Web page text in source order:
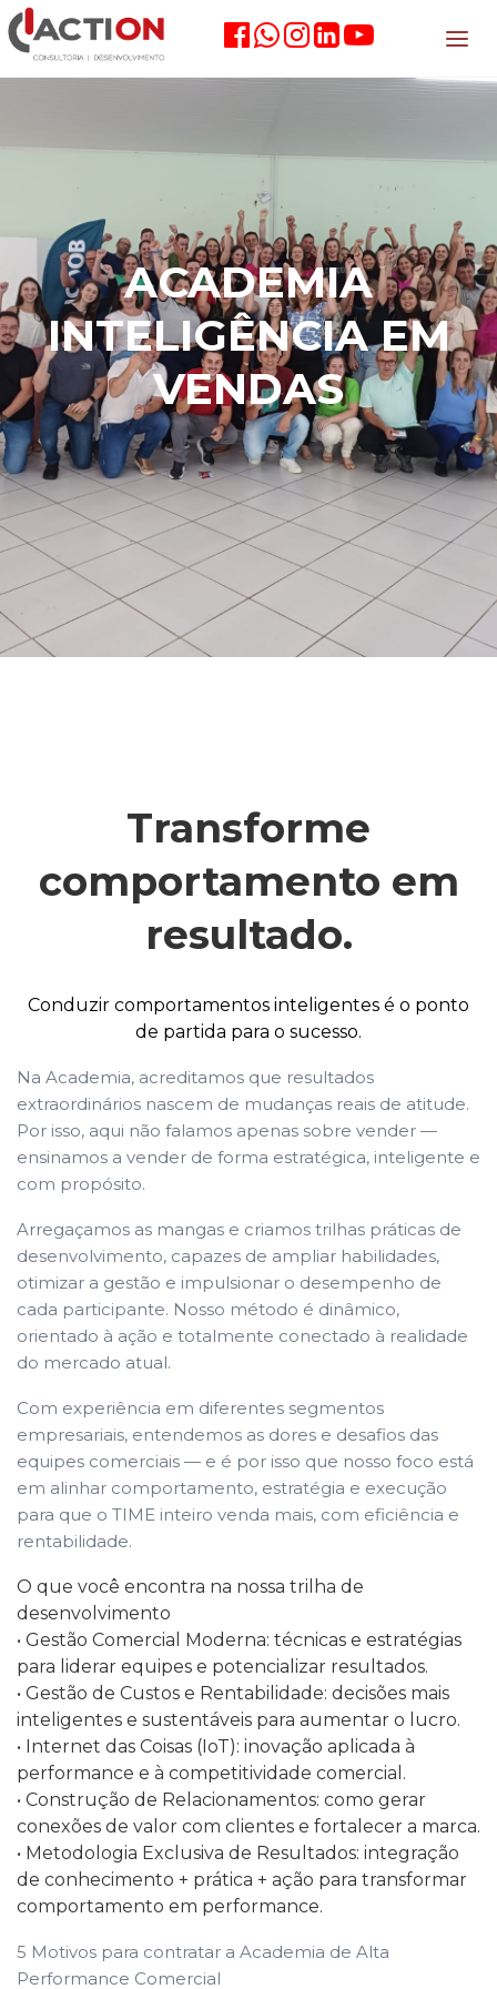
ACADEMIA
INTELIGÊNCIA EM
VENDAS
Transforme
comportamento em
resultado.
Conduzir comportamentos inteligentes é o ponto
de partida para o sucesso.
Na Academia, acreditamos que resultados
extraordinários nascem de mudanças reais de atitude.
Por isso, aqui não falamos apenas sobre vender —
ensinamos a vender de forma estratégica, inteligente e
com propósito.
Arregaçamos as mangas e criamos trilhas práticas de
desenvolvimento, capazes de ampliar habilidades,
otimizar a gestão e impulsionar o desempenho de
cada participante. Nosso método é dinâmico,
orientado à ação e totalmente conectado à realidade
do mercado atual.
Com experiência em diferentes segmentos
empresariais, entendemos as dores e desafios das
equipes comerciais — e é por isso que nosso foco está
em alinhar comportamento, estratégia e execução
para que o TIME inteiro venda mais, com eficiência e
rentabilidade.
O que você encontra na nossa trilha de
desenvolvimento
• Gestão Comercial Moderna: técnicas e estratégias
para liderar equipes e potencializar resultados.
• Gestão de Custos e Rentabilidade: decisões mais
inteligentes e sustentáveis para aumentar o lucro.
• Internet das Coisas (IoT): inovação aplicada à
performance e à competitividade comercial.
• Construção de Relacionamentos: como gerar
conexões de valor com clientes e fortalecer a marca.
• Metodologia Exclusiva de Resultados: integração
de conhecimento + prática + ação para transformar
comportamento em performance.
5 Motivos para contratar a Academia de Alta
Performance Comercial